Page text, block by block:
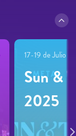
17-19 de Julio
Sun &
2025